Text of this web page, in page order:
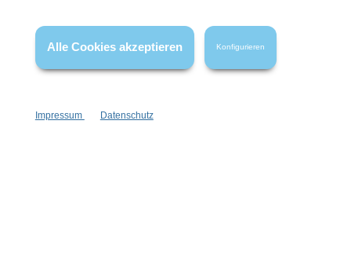
Vertrag widerrufen
* Alle Preise inkl. gesetzl. Mehrwertsteuer zzgl. Versandkosten
wenn nicht anders angegeben.
Alle Cookies akzeptieren Konfigurieren
Impressum Datenschutz